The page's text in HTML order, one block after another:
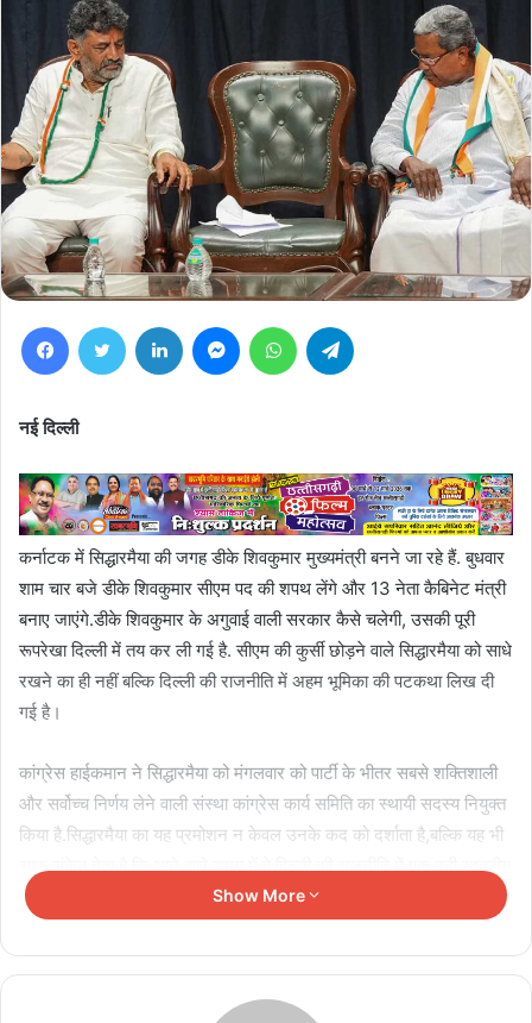
FacebookTwitter LinkedIn MessengerWhatsApp
नई दिल्ली
कर्नाटक में सिद्धारमैया की जगह डीके शिवकुमार मुख्यमंत्री बनने जा रहे हैं. बुधवार
शाम चार बजे डीके शिवकुमार सीएम पद की शपथ लेंगे और 13 नेता कैबिनेट मंत्री
बनाए जाएंगे.डीके शिवकुमार के अगुवाई वाली सरकार कैसे चलेगी, उसकी पूरी
रूपरेखा दिल्ली में तय कर ली गई है. सीएम की कुर्सी छोड़ने वाले सिद्धारमैया को साधे
रखने का ही नहीं बल्कि दिल्ली की राजनीति में अहम भूमिका की पटकथा लिख दी
गई है।
कांग्रेस हाईकमान ने सिद्धारमैया को मंगलवार को पार्टी के भीतर सबसे शक्तिशाली
और सर्वोच्च निर्णय लेने वाली संस्था कांग्रेस कार्य समिति का स्थायी सदस्य नियुक्त
किया है.सिद्धारमैया का यह प्रमोशन न केवल उनके कद को दर्शाता है,बल्कि यह भी
साफ संकेत देता है कि आने वाले समय में वे दिल्ली की राजनीति में एक बड़ी राष्ट्रीय
भूमिका मिलने जा रही है।
Related Articles
Show More